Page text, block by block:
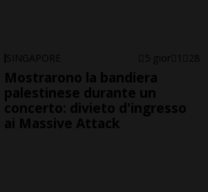
SINGAPORE 5 gior 1 28
Mostrarono la bandiera
palestinese durante un
concerto: divieto d'ingresso
ai Massive Attack